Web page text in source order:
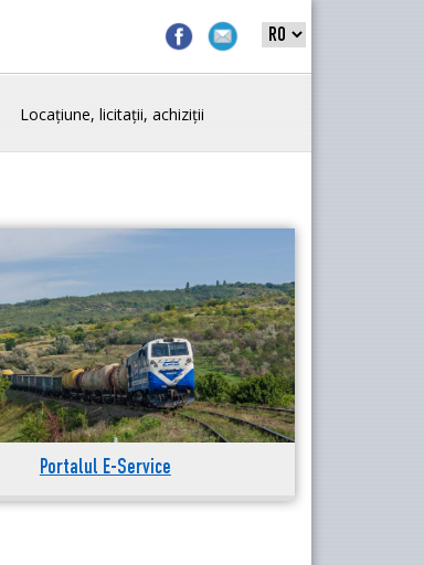
Locațiune, licitații, achiziții
Portalul E-Service